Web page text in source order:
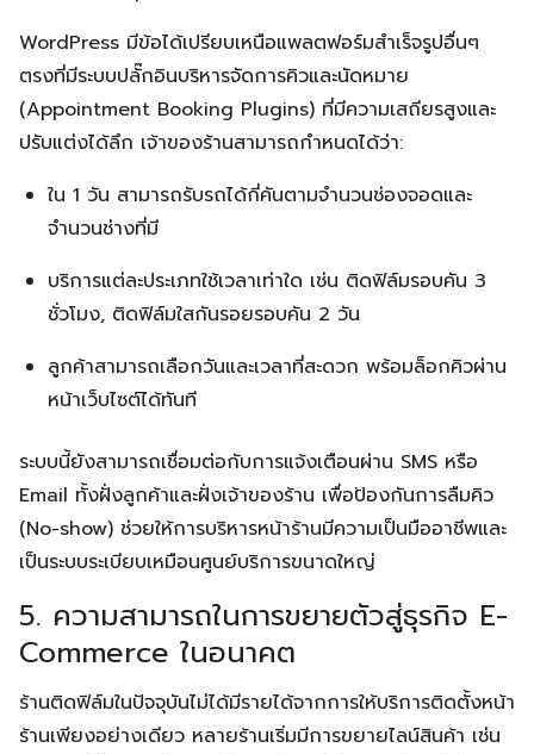
Search
WordPress มีข้อได้เปรียบเหนือแพลตฟอร์มสำเร็จรูปอื่นๆ
ตรงที่มีระบบปลั๊กอินบริหารจัดการคิวและนัดหมาย
(Appointment Booking Plugins) ที่มีความเสถียรสูงและ
ปรับแต่งได้ลึก เจ้าของร้านสามารถกำหนดได้ว่า:
ใน 1 วัน สามารถรับรถได้กี่คันตามจำนวนช่องจอดและ
จำนวนช่างที่มี
บริการแต่ละประเภทใช้เวลาเท่าใด เช่น ติดฟิล์มรอบคัน 3
ชั่วโมง, ติดฟิล์มใสกันรอยรอบคัน 2 วัน
ลูกค้าสามารถเลือกวันและเวลาที่สะดวก พร้อมล็อกคิวผ่าน
หน้าเว็บไซต์ได้ทันที
ระบบนี้ยังสามารถเชื่อมต่อกับการแจ้งเตือนผ่าน SMS หรือ
Email ทั้งฝั่งลูกค้าและฝั่งเจ้าของร้าน เพื่อป้องกันการลืมคิว
(No-show) ช่วยให้การบริหารหน้าร้านมีความเป็นมืออาชีพและ
เป็นระบบระเบียบเหมือนศูนย์บริการขนาดใหญ่
5. ความสามารถในการขยายตัวสู่ธุรกิจ E-
Commerce ในอนาคต
ร้านติดฟิล์มในปัจจุบันไม่ได้มีรายได้จากการให้บริการติดตั้งหน้า
ร้านเพียงอย่างเดียว หลายร้านเริ่มมีการขยายไลน์สินค้า เช่น